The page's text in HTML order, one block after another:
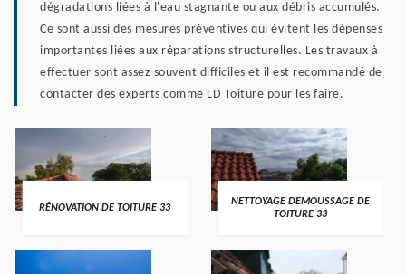
dégradations liées à l'eau stagnante ou aux débris accumulés.
Ce sont aussi des mesures préventives qui évitent les dépenses
importantes liées aux réparations structurelles. Les travaux à
effectuer sont assez souvent difficiles et il est recommandé de
contacter des experts comme LD Toiture pour les faire.
RÉNOVATION DE TOITURE 33
NETTOYAGE DEMOUSSAGE DE
TOITURE 33